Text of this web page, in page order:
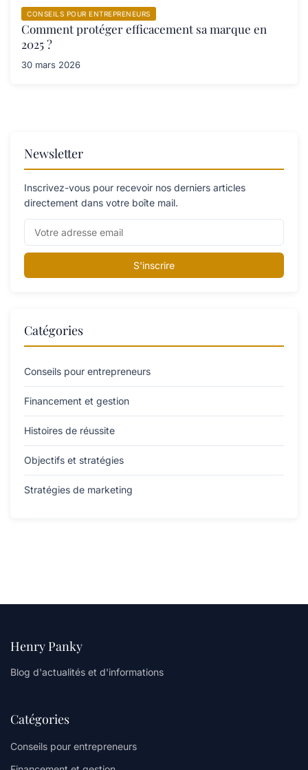
CONSEILS POUR ENTREPRENEURS
Comment protéger efficacement sa marque en
2025 ?
30 mars 2026
Newsletter
Inscrivez-vous pour recevoir nos derniers articles
directement dans votre boîte mail.
S'inscrire
Catégories
Conseils pour entrepreneurs
Financement et gestion
Histoires de réussite
Objectifs et stratégies
Stratégies de marketing
Henry Panky
Blog d'actualités et d'informations
Catégories
Conseils pour entrepreneurs